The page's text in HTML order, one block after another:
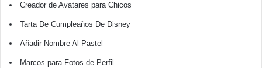
Creador de Avatares para Chicos
Tarta De Cumpleaños De Disney
Añadir Nombre Al Pastel
Marcos para Fotos de Perfil